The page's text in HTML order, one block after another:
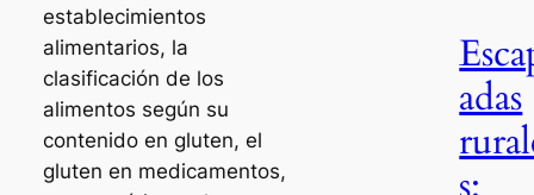
establecimientos
alimentarios, la
clasificación de los
alimentos según su
contenido en gluten, el
gluten en medicamentos,
adas
s: